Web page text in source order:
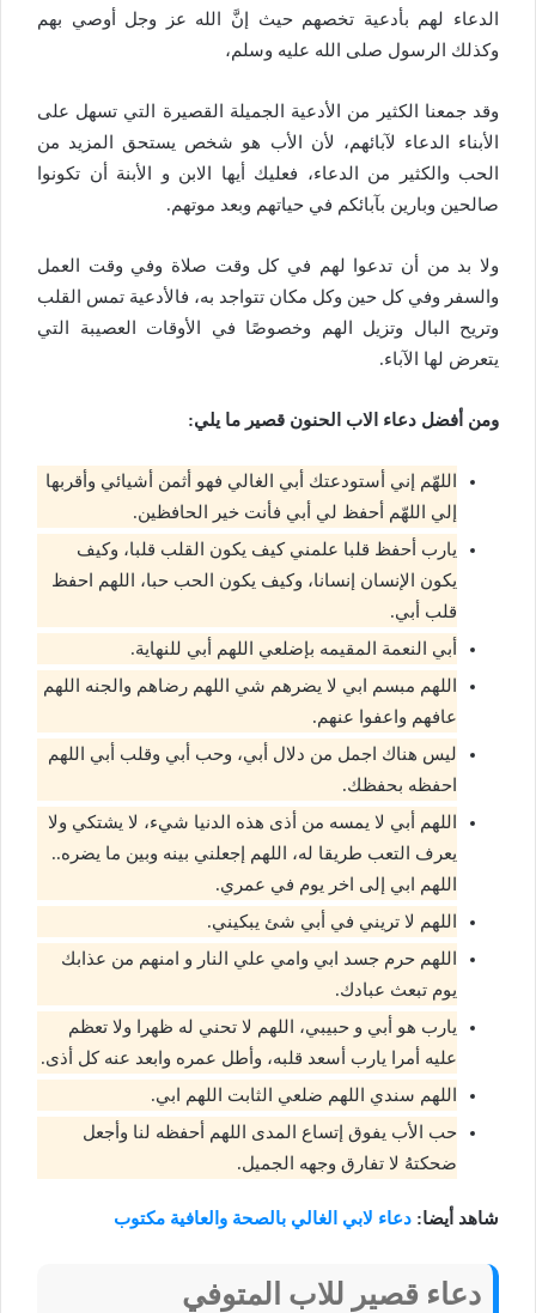
الدعاء لهم بأدعية تخصهم حيث إنَّ الله عز وجل أوصي بهم
وكذلك الرسول صلى الله عليه وسلم،
وقد جمعنا الكثير من الأدعية الجميلة القصيرة التي تسهل على
الأبناء الدعاء لآبائهم، لأن الأب هو شخص يستحق المزيد من
الحب والكثير من الدعاء، فعليك أيها الابن و الأبنة أن تكونوا
صالحين وبارين بآبائكم في حياتهم وبعد موتهم.
ولا بد من أن تدعوا لهم في كل وقت صلاة وفي وقت العمل
والسفر وفي كل حين وكل مكان تتواجد به، فالأدعية تمس القلب
وتريح البال وتزيل الهم وخصوصًا في الأوقات العصيبة التي
يتعرض لها الآباء.
ومن أفضل دعاء الاب الحنون قصير ما يلي:
اللهّم إني أستودعتك أبي الغالي فهو أثمن أشيائي وأقربها
إلي اللهّم أحفظ لي أبي فأنت خير الحافظين.
يارب أحفظ قلبا علمني كيف يكون القلب قلبا، وكيف
يكون الإنسان إنسانا، وكيف يكون الحب حبا، اللهم احفظ
قلب أبي.
أبي النعمة المقيمه ‌بإضلعي ‌اللهم ‌أبي للنهاية.
اللهم مبسم ابي لا يضرهم شي اللهم رضاهم والجنه اللهم
عافهم واعفوا عنهم.
ليس هناك اجمل من دلال أبي، وحب أبي وقلب أبي اللهم
احفظه بحفظك.
اللهم أبي لا يمسه من أذى هذه الدنيا شيء، لا يشتكي ولا
يعرف التعب طريقا له، اللهم إجعلني بينه وبين ما يضره..
اللهم ابي إلى اخر يوم في عمري.
اللهم لا تريني في أبي شئ يبكيني.
اللهم حرم جسد ابي وامي علي النار و امنهم من عذابك
يوم تبعث عبادك.
يارب هو أبي و حبيبي، اللهم لا تحني له ظهرا ولا تعظم
عليه أمرا يارب أسعد قلبه، وأطل عمره وابعد عنه كل أذى.
اللهم سندي اللهم ضلعي الثابت اللهم ابي.
حب الأب يفوق إتساع المدى اللهم أحفظه لنا وأجعل
ضحكتهُ لا تفارق وجهه الجميل.
شاهد أيضا: دعاء لابي الغالي بالصحة والعافية مكتوب
دعاء قصير للاب المتوفي